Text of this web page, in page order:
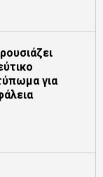
για